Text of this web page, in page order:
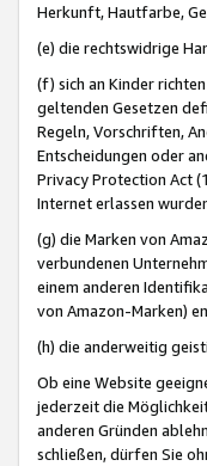
Herkunft, Hautfarbe,
(e) die rechtswidrige
(f) sich an Kinder
geltenden Gesetzen
Regeln, Vorschriften,
Entscheidungen oder
Privacy Protection Act
Internet erlassen
(g) die Marken von
verbundenen
einem anderen
von Amazon-Marken)
(h) die anderweitig
Ob eine Website
jederzeit die
anderen Gründen
schließen, dürfen Sie